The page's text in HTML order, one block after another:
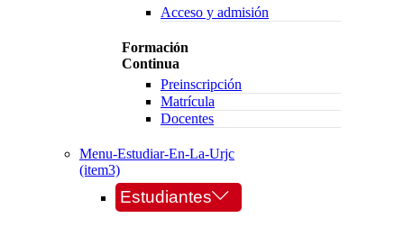
Acceso y admisión
Formación
Continua
Preinscripción
Matrícula
Docentes
Menu-Estudiar-En-La-Urjc
(item3)
Estudiantes